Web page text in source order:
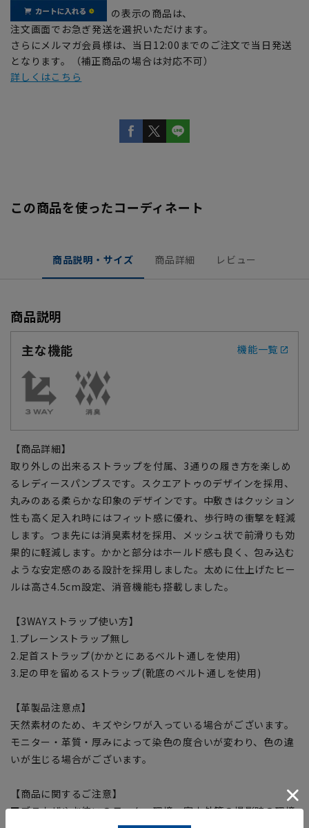
の表示の商品は、
注文画面でお急ぎ発送を選択いただけます。
さらにメルマガ会員様は、当日12:00までのご注文で当日発送
となります。（補正商品の場合は対応不可）
詳しくはこちら
この商品を使ったコーディネート
商品説明・サイズ 商品詳細 レビュー
商品説明
主な機能
機能一覧
【商品詳細】
取り外しの出来るストラップを付属、3通りの履き方を楽しめ
るレディースパンプスです。スクエアトゥのデザインを採用、
丸みのある柔らかな印象のデザインです。中敷きはクッション
性も高く足入れ時にはフィット感に優れ、歩行時の衝撃を軽減
します。つま先には消臭素材を採用、メッシュ状で前滑りも効
果的に軽減します。かかと部分はホールド感も良く、包み込む
ような安定感のある設計を採用しました。太めに仕上げたヒー
ルは高さ4.5cm設定、消音機能も搭載しました。
【3WAYストラップ使い方】
1.プレーンストラップ無し
2.足首ストラップ(かかとにあるベルト通しを使用)
3.足の甲を留めるストラップ(靴底のベルト通しを使用)
【革製品注意点】
天然素材のため、キズやシワが入っている場合がございます。
モニター・革質・厚みによって染色の度合いが変わり、色の違
いが生じる場合がございます。
【商品に関するご注意】
■ブラウザやお使いのモニター環境、室内外等の撮影時の環境